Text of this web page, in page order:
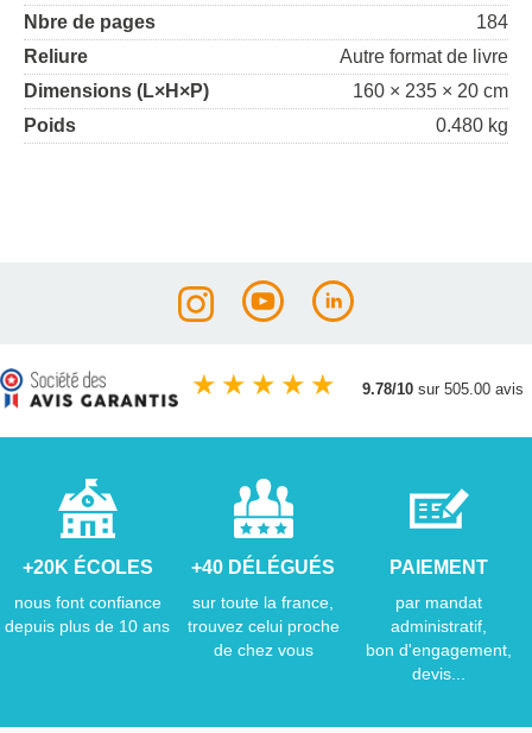
Nbre de pages
184
Reliure
Autre format de livre
Dimensions (L×H×P)
160 × 235 × 20 cm
Poids
0.480 kg
★ ★ ★ ★ ★ 9.78/10 sur 505.00 avis
+20K ÉCOLES
nous font confiance
depuis plus de 10 ans
+40 DÉLÉGUÉS
sur toute la france,
trouvez celui proche
de chez vous
PAIEMENT
par mandat
administratif,
bon d'engagement,
devis...